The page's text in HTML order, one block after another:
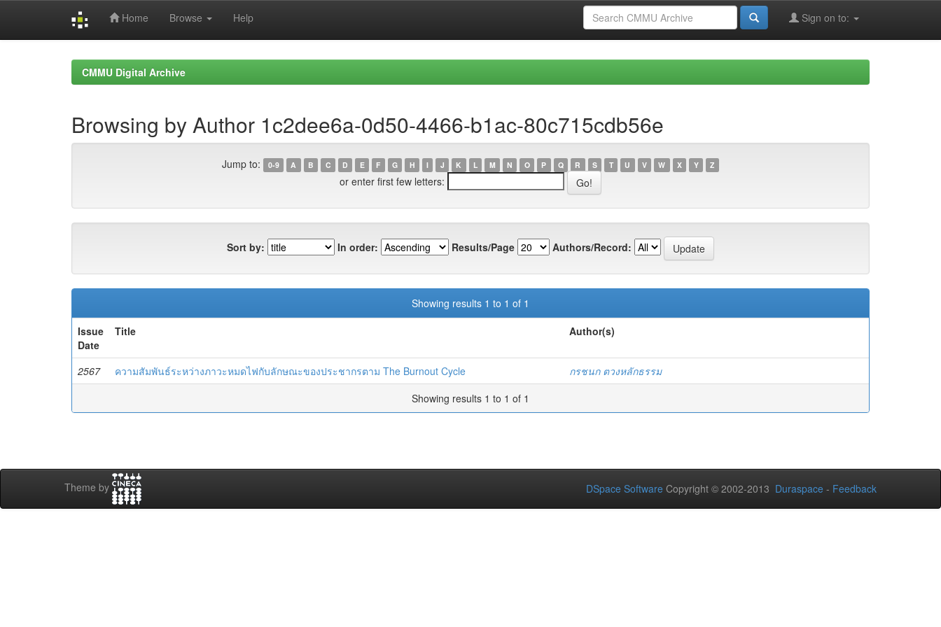
Home Browse Help Sign on to:
CMMU Digital Archive
Browsing by Author 1c2dee6a-0d50-4466-b1ac-80c715cdb56e
Jump to: 0-9 A B C D E F G H I J K L M N O P Q R S T U V W X Y Z
or enter first few letters:
Sort by: In order: Results/Page Authors/Record:
Showing results 1 to 1 of 1
Issue
Date
Title Author(s)
2567 ความสัมพันธ์ระหว่างภาวะหมดไฟกับลักษณะของประชากรตาม The Burnout Cycle
กรชนก ตวงหลักธรรม
Showing results 1 to 1 of 1
Theme by DSpace Software Copyright © 2002-2013 Duraspace - Feedback